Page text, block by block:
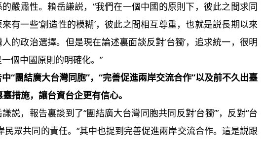
嚴肅性。賴岳謙説，“我們在一個中國的原則下，彼此之間求同
有一些‘創造性的模糊’，彼此之間相互尊重，也就是説長期以來
的政治選擇。但是現在論述裏面談反對‘台獨’，追求統一，很明
個中國原則的明確化。”
“團結廣大台灣同胞”，“完善促進兩岸交流合作”以及前不久出臺
措施，讓台資台企更有信心。
，報告裏談到了“團結廣大台灣同胞共同反對‘台獨’”，反對“台
民眾共同的責任。“其中也提到完善促進兩岸交流合作。這是説跟